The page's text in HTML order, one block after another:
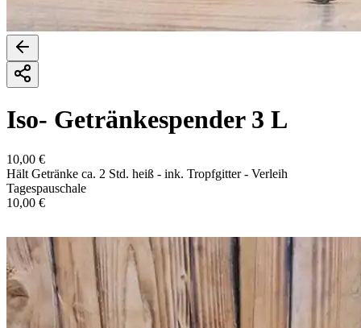
Iso- Getränkespender 3 L
10,00 €
Hält Getränke ca. 2 Std. heiß - ink. Tropfgitter - Verleih
Tagespauschale
10,00 €